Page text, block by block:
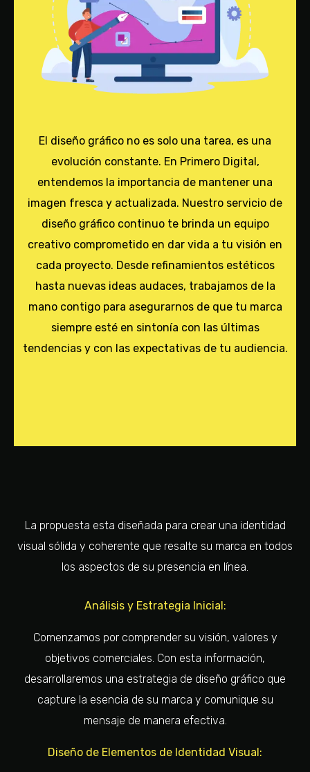
El diseño gráfico no es solo una tarea, es una
evolución constante. En Primero Digital,
entendemos la importancia de mantener una
imagen fresca y actualizada. Nuestro servicio de
diseño gráfico continuo te brinda un equipo
creativo comprometido en dar vida a tu visión en
cada proyecto. Desde refinamientos estéticos
hasta nuevas ideas audaces, trabajamos de la
mano contigo para asegurarnos de que tu marca
siempre esté en sintonía con las últimas
tendencias y con las expectativas de tu audiencia.
La propuesta esta diseñada para crear una identidad
visual sólida y coherente que resalte su marca en todos
los aspectos de su presencia en línea.
Análisis y Estrategia Inicial:
Comenzamos por comprender su visión, valores y
objetivos comerciales. Con esta información,
desarrollaremos una estrategia de diseño gráfico que
capture la esencia de su marca y comunique su
mensaje de manera efectiva.
Diseño de Elementos de Identidad Visual: